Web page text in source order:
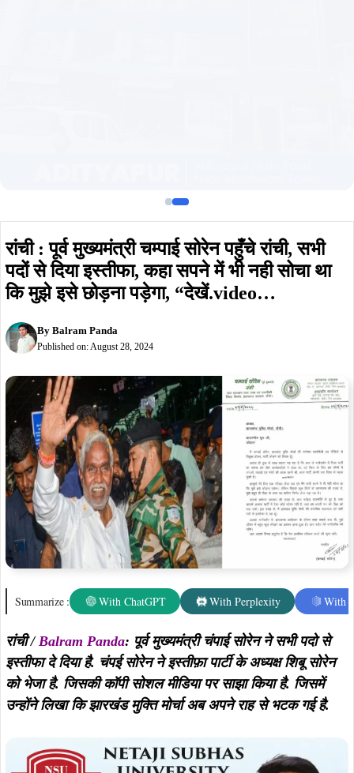
रांची : पूर्व मुख्यमंत्री चम्पाई सोरेन पहुँचे रांची, सभी
पदों से दिया इस्तीफा, कहा सपने में भी नही सोचा था
कि मुझे इसे छोड़ना पड़ेगा, “देखें.video…
By Balram Panda
Published on: August 28, 2024
Summarize : With ChatGPT With Perplexity With
रांची /Balram Panda: पूर्व मुख्यमंत्री चंपाई सोरेन ने सभी पदो से
इस्तीफा दे दिया है. चंपई सोरेन ने इस्तीफ़ा पार्टी के अध्यक्ष शिबू सोरेन
को भेजा है. जिसकी कॉपी सोशल मीडिया पर साझा किया है. जिसमें
उन्होंने लिखा कि झारखंड मुक्ति मोर्चा अब अपने राह से भटक गई है.